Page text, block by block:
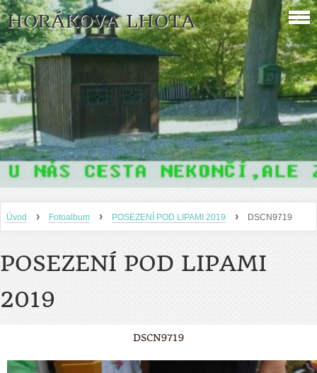
HORÁKOVA LHOTA
Úvod › Fotoalbum › POSEZENÍ POD LIPAMI 2019 › DSCN9719
POSEZENÍ POD LIPAMI
2019
DSCN9719